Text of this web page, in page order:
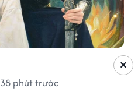
38 phút trước
×